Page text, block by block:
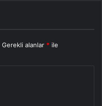
Gerekli alanlar * ile